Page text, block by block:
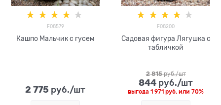
F08579
Кашпо Мальчик с гусем
2 775 руб./шт
F08200
Садовая фигура Лягушка с
табличкой
2 815 руб./шт
844 руб./шт
выгода 1 971 руб. или 70%